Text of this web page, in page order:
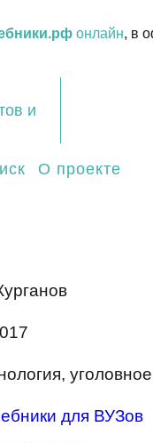
онлайн, в
и
О проекте
для ВУЗов